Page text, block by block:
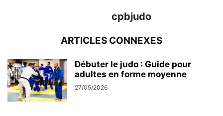
cpbjudo
ARTICLES CONNEXES
Débuter le judo : Guide pour
adultes en forme moyenne
27/05/2026